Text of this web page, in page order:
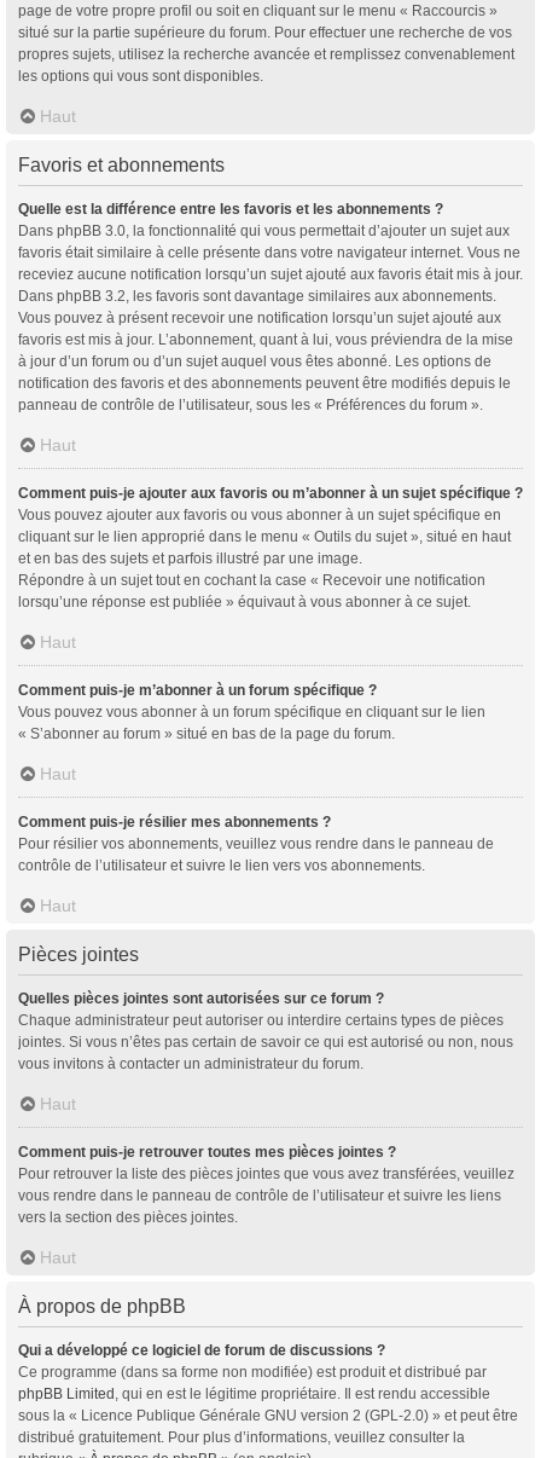
page de votre propre profil ou soit en cliquant sur le menu « Raccourcis »
situé sur la partie supérieure du forum. Pour effectuer une recherche de vos
propres sujets, utilisez la recherche avancée et remplissez convenablement
les options qui vous sont disponibles.
Haut
Favoris et abonnements
Quelle est la différence entre les favoris et les abonnements ?
Dans phpBB 3.0, la fonctionnalité qui vous permettait d’ajouter un sujet aux
favoris était similaire à celle présente dans votre navigateur internet. Vous ne
receviez aucune notification lorsqu’un sujet ajouté aux favoris était mis à jour.
Dans phpBB 3.2, les favoris sont davantage similaires aux abonnements.
Vous pouvez à présent recevoir une notification lorsqu’un sujet ajouté aux
favoris est mis à jour. L’abonnement, quant à lui, vous préviendra de la mise
à jour d’un forum ou d’un sujet auquel vous êtes abonné. Les options de
notification des favoris et des abonnements peuvent être modifiés depuis le
panneau de contrôle de l’utilisateur, sous les « Préférences du forum ».
Haut
Comment puis-je ajouter aux favoris ou m’abonner à un sujet spécifique ?
Vous pouvez ajouter aux favoris ou vous abonner à un sujet spécifique en
cliquant sur le lien approprié dans le menu « Outils du sujet », situé en haut
et en bas des sujets et parfois illustré par une image.
Répondre à un sujet tout en cochant la case « Recevoir une notification
lorsqu’une réponse est publiée » équivaut à vous abonner à ce sujet.
Haut
Comment puis-je m’abonner à un forum spécifique ?
Vous pouvez vous abonner à un forum spécifique en cliquant sur le lien
« S’abonner au forum » situé en bas de la page du forum.
Haut
Comment puis-je résilier mes abonnements ?
Pour résilier vos abonnements, veuillez vous rendre dans le panneau de
contrôle de l’utilisateur et suivre le lien vers vos abonnements.
Haut
Pièces jointes
Quelles pièces jointes sont autorisées sur ce forum ?
Chaque administrateur peut autoriser ou interdire certains types de pièces
jointes. Si vous n’êtes pas certain de savoir ce qui est autorisé ou non, nous
vous invitons à contacter un administrateur du forum.
Haut
Comment puis-je retrouver toutes mes pièces jointes ?
Pour retrouver la liste des pièces jointes que vous avez transférées, veuillez
vous rendre dans le panneau de contrôle de l’utilisateur et suivre les liens
vers la section des pièces jointes.
Haut
À propos de phpBB
Qui a développé ce logiciel de forum de discussions ?
Ce programme (dans sa forme non modifiée) est produit et distribué par
phpBB Limited, qui en est le légitime propriétaire. Il est rendu accessible
sous la « Licence Publique Générale GNU version 2 (GPL-2.0) » et peut être
distribué gratuitement. Pour plus d’informations, veuillez consulter la